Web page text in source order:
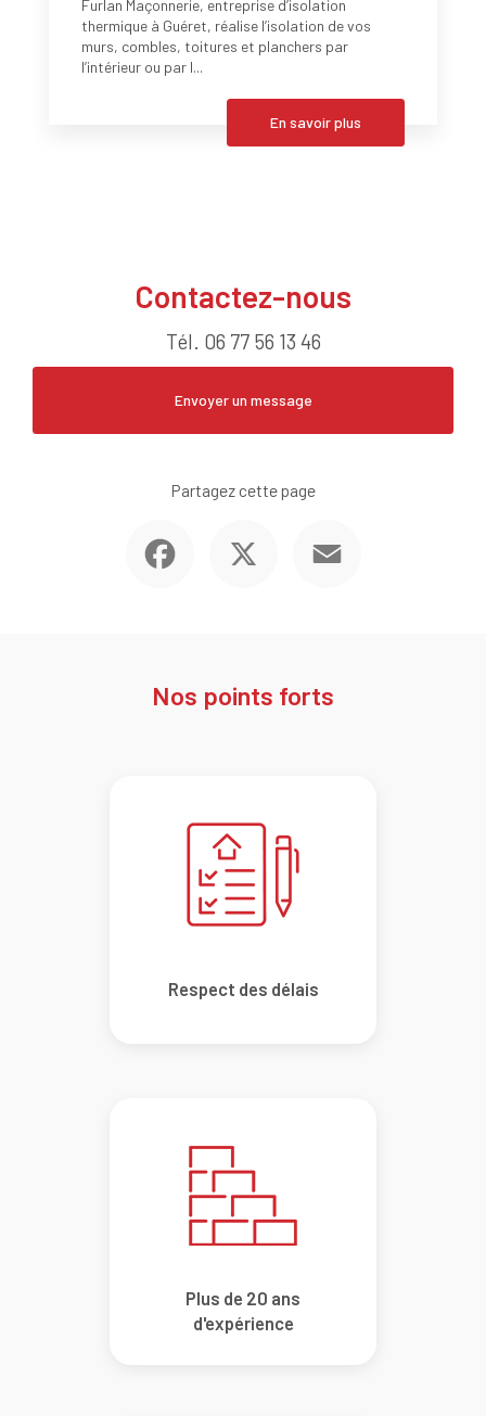
Furlan Maçonnerie, entreprise d’isolation
thermique à Guéret, réalise l’isolation de vos
murs, combles, toitures et planchers par
l’intérieur ou par l...
En savoir plus
Contactez-nous
Tél. 06 77 56 13 46
Envoyer un message
Partagez cette page
Nos points forts
Respect des délais
Plus de 20 ans
d'expérience